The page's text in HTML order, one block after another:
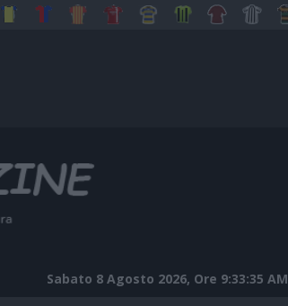
Sabato 8 Agosto 2026, Ore 9:33:36 AM